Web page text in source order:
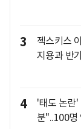
3
젝스키스
지용과 반
4
'태도 논란'
분"..100명